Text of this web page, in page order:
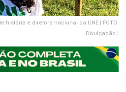
história e diretora nacional da UNE | FOTO:
Divulgação |